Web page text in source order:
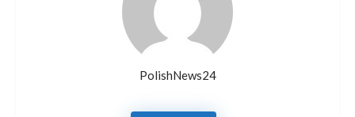
PolishNews24